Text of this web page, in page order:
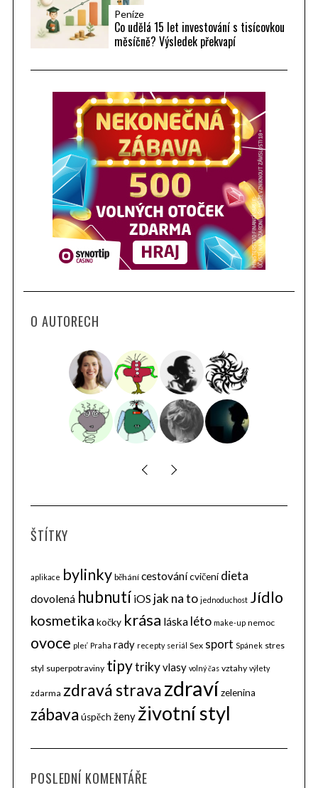
Peníze
Co udělá 15 let investování s tisícovkou
měsíčně? Výsledek překvapí
O AUTORECH
ŠTÍTKY
aplikace bylinky běhání cestovánícvičení dieta
dovolená hubnutí iOS jak na to jednoduchost Jídlo
kosmetika kočky krása láska léto make-up nemoc
ovoce pleť Praha rady recepty seriál Sex sport Spánek stres
styl superpotraviny tipytrikyvlasy volný čas vztahy výlety
zdarma zdravá stravazdravízelenina
zábava úspěch ženy životní styl
POSLEDNÍ KOMENTÁŘE